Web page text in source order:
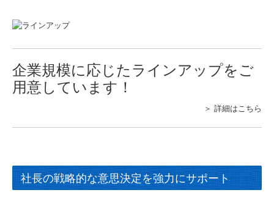
企業規模に応じたラインアップをご
⽤意しています！
＞ 詳細はこちら
社長の戦略的な意思決定を強力にサポート